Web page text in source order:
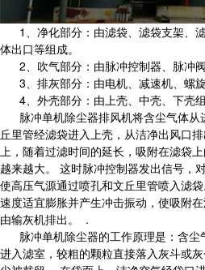
1、净化部分：由滤袋、滤袋支架、
体出口等组成。
2、吹气部分：由脉冲控制器、脉冲阀
3、排灰部分：由电机、减速机、螺旋
4、外壳部分：由上壳、中壳、下壳
脉冲单机除尘器排风机将含尘气体从
丘里管经滤袋进入上壳，从洁净出风口
上，随着过滤时间的延长，吸附在滤袋
越来越大。 这时脉冲控制器发出信号，
使高压气源通过喷孔和文丘里管喷入滤
速度适宜膨胀并产生冲击振动，使吸附
由输灰机排出。 .
脉冲单机除尘器的工作原理是：含尘
进入滤室，较粗的颗粒直接落入灰斗或